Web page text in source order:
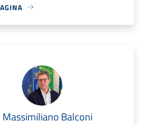
Massimiliano Balconi